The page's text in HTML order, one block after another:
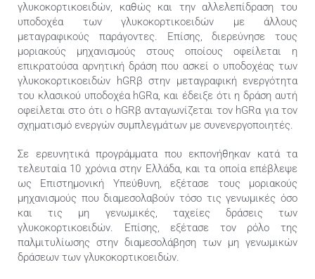
γλυκοκορτικοειδών, καθώς και την αλλελεπίδραση του
υποδοχέα των γλυκοκορτικοειδών με άλλους
μεταγραφικούς παράγοντες. Επίσης, διερεύνησε τους
μοριακούς μηχανισμούς στους οποίους οφείλεται η
επικρατούσα αρνητική δράση που ασκεί ο υποδοχέας των
γλυκοκορτικοειδών hGRβ στην μεταγραφική ενεργότητα
του κλασικού υποδοχέα hGRα, και έδειξε ότι η δράση αυτή
οφείλεται στο ότι ο hGRβ ανταγωνίζεται τον hGRα για τον
σχηματισμό ενεργών συμπλεγμάτων με συνενεργοποιητές.
Σε ερευνητικά προγράμματα που εκπονήθηκαν κατά τα
τελευταία 10 χρόνια στην Ελλάδα, και τα οποία επέβλεψε
ως Επιστημονική Υπεύθυνη, εξέτασε τους μοριακούς
μηχανισμούς που διαμεσολαβούν τόσο τις γενωμικές όσο
και τις μη γενωμικές, ταχείες δράσεις των
γλυκοκορτικοειδών. Επίσης, εξέτασε τον ρόλο της
παλμιτυλίωσης στην διαμεσολάβηση των μη γενωμικών
δράσεων των γλυκοκορτικοειδών.